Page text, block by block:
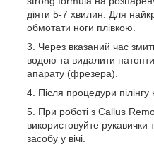
діяти 5-7 хвилин. Для
обмотати ноги плівкою.
Через вказаний час
водою та видалити
апарату (фрезера).
Після процедури
При роботі з Callus
використовуйте рукавички
засобу у вічі.